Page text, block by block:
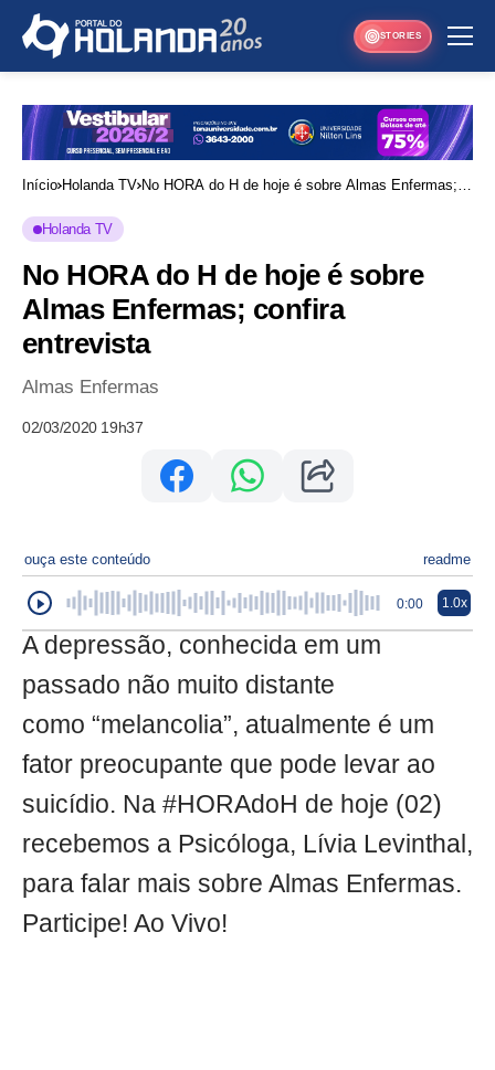
STORIES
Início Holanda TV No HORA do H de hoje é sobre Almas Enfermas;
Holanda TV
No HORA do H de hoje é sobre
Almas Enfermas; confira
entrevista
Almas Enfermas
02/03/2020 19h37
ouça este conteúdo readme
0:00 1.0x
A depressão, conhecida em um
passado não muito distante
como “melancolia”, atualmente é um
fator preocupante que pode levar ao
suicídio. Na #HORAdoH de hoje (02)
recebemos a Psicóloga, Lívia Levinthal,
para falar mais sobre Almas Enfermas.
Participe! Ao Vivo!